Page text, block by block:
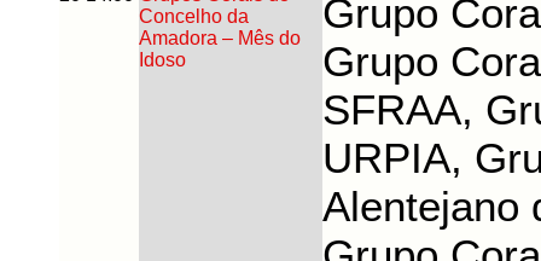
Concelho da
Amadora – Mês do
Idoso
Grupo
Grupo
SFRAA,
URPIA,
Alentejano